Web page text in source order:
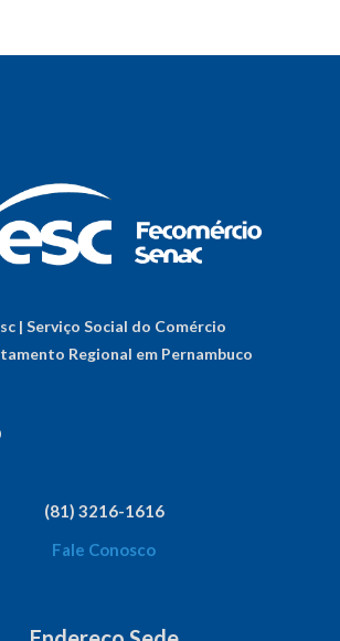
| Serviço Social do Comércio
Regional em Pernambuco
(81) 3216-1616
Fale Conosco